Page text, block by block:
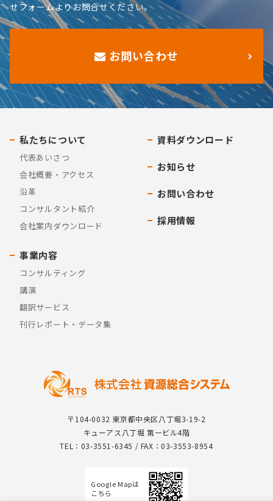
せフォームよりお問合せください。
お問い合わせ
〒104-0032 東京都中央区八丁堀3-19-2
キューアス八丁堀 第一ビル4階
TEL：03-3551-6345 / FAX：03-3553-8954
Google Mapは
こちら
私たちについて
代表あいさつ
会社概要・アクセス
沿革
コンサルタント紹介
会社案内ダウンロード
事業内容
コンサルティング
講演
翻訳サービス
刊行レポート・データ集
資料ダウンロード
お知らせ
お問い合わせ
採用情報